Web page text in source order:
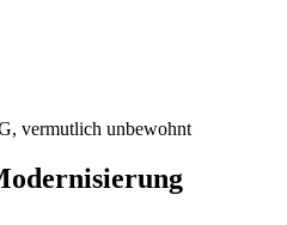
vermutlich unbewohnt